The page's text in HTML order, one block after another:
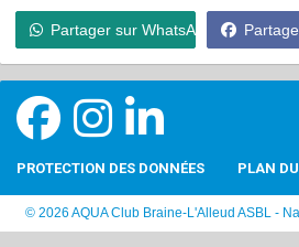
Partager sur WhatsApp
PROTECTION DES DONNÉES PLAN
© 2026 AQUA Club Braine-L'Alleud ASBL -